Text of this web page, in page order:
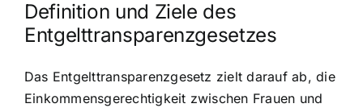
Definition und Ziele des
Entgelttransparenzgesetzes
Das Entgelttransparenzgesetz zielt darauf ab, die
Einkommensgerechtigkeit zwischen Frauen und